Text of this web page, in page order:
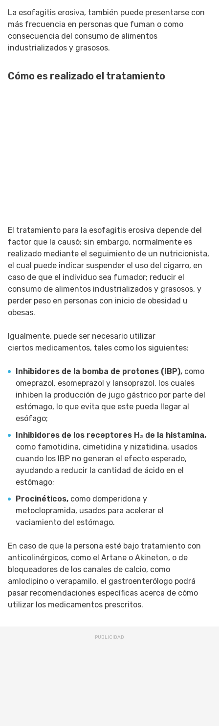
La esofagitis erosiva, también puede presentarse con
más frecuencia en personas que fuman o como
consecuencia del consumo de alimentos
industrializados y grasosos.
Cómo es realizado el tratamiento
El tratamiento para la esofagitis erosiva depende del
factor que la causó; sin embargo, normalmente es
realizado mediante el seguimiento de un nutricionista,
el cual puede indicar suspender el uso del cigarro, en
caso de que el individuo sea fumador; reducir el
consumo de alimentos industrializados y grasosos, y
perder peso en personas con inicio de obesidad u
obesas.
Igualmente, puede ser necesario utilizar
ciertos medicamentos, tales como los siguientes:
Inhibidores de la bomba de protones (IBP), como
omeprazol, esomeprazol y lansoprazol, los cuales
inhiben la producción de jugo gástrico por parte del
estómago, lo que evita que este pueda llegar al
esófago;
Inhibidores de los receptores H₂ de la histamina,
como famotidina, cimetidina y nizatidina, usados
cuando los IBP no generan el efecto esperado,
ayudando a reducir la cantidad de ácido en el
estómago;
Procinéticos, como domperidona y
metoclopramida, usados para acelerar el
vaciamiento del estómago.
En caso de que la persona esté bajo tratamiento con
anticolinérgicos, como el Artane o Akineton, o de
bloqueadores de los canales de calcio, como
amlodipino o verapamilo, el gastroenterólogo podrá
pasar recomendaciones específicas acerca de cómo
utilizar los medicamentos prescritos.